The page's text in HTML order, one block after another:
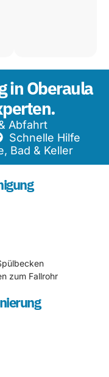
in Oberaula
Abfahrt
Schnelle Hilfe
Bad & Keller
zum Fallrohr